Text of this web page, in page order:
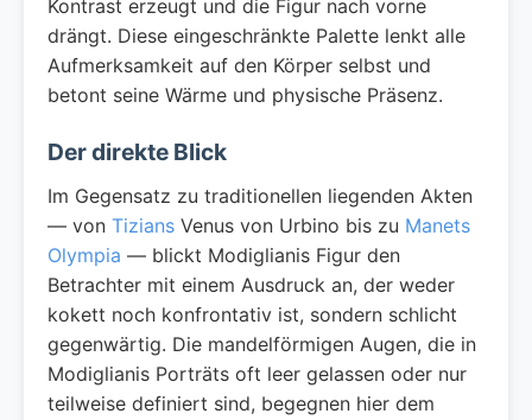
Kontrast erzeugt und die Figur nach vorne
drängt. Diese eingeschränkte Palette lenkt alle
Aufmerksamkeit auf den Körper selbst und
betont seine Wärme und physische Präsenz.
Der direkte Blick
Im Gegensatz zu traditionellen liegenden Akten
— von Tizians Venus von Urbino bis zu Manets
Olympia — blickt Modiglianis Figur den
Betrachter mit einem Ausdruck an, der weder
kokett noch konfrontativ ist, sondern schlicht
gegenwärtig. Die mandelförmigen Augen, die in
Modiglianis Porträts oft leer gelassen oder nur
teilweise definiert sind, begegnen hier dem